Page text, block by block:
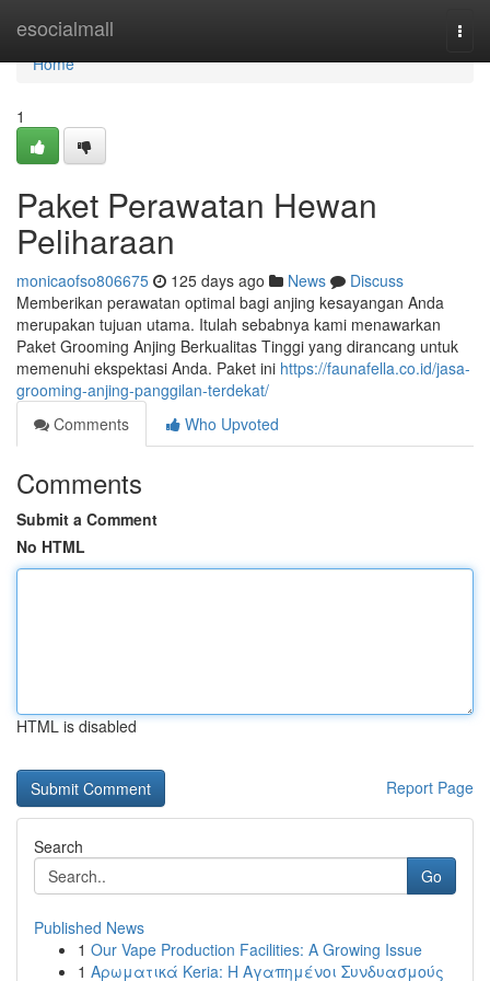
esocialmall
Home
Home
1
Paket Perawatan Hewan
Peliharaan
monicaofso806675 125 days ago News
Discuss
Memberikan perawatan optimal bagi anjing kesayangan Anda
merupakan tujuan utama. Itulah sebabnya kami menawarkan
Paket Grooming Anjing Berkualitas Tinggi yang dirancang untuk
memenuhi ekspektasi Anda. Paket ini https://faunafella.co.id/jasa-
grooming-anjing-panggilan-terdekat/
Comments
Who Upvoted
Comments
Submit a Comment
No HTML
HTML is disabled
Report Page
Search
Go
Published News
1 Our Vape Production Facilities: A Growing Issue
1 Αρωματικά Keria: Η Αγαπημένοι Συνδυασμούς